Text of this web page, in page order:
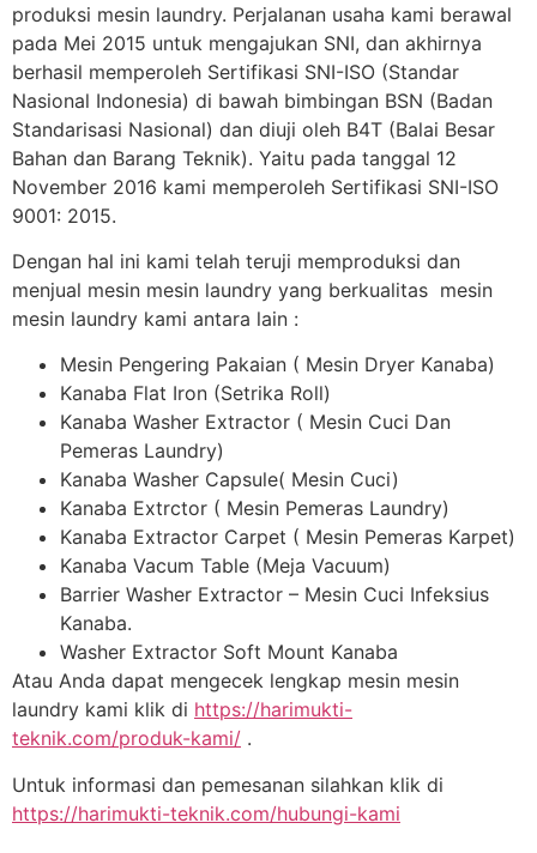
produksi mesin laundry. Perjalanan usaha kami berawal
pada Mei 2015 untuk mengajukan SNI, dan akhirnya
berhasil memperoleh Sertifikasi SNI-ISO (Standar
Nasional Indonesia) di bawah bimbingan BSN (Badan
Standarisasi Nasional) dan diuji oleh B4T (Balai Besar
Bahan dan Barang Teknik). Yaitu pada tanggal 12
November 2016 kami memperoleh Sertifikasi SNI-ISO
9001: 2015.
Dengan hal ini kami telah teruji memproduksi dan
menjual mesin mesin laundry yang berkualitas mesin
mesin laundry kami antara lain :
Mesin Pengering Pakaian ( Mesin Dryer Kanaba)
Kanaba Flat Iron (Setrika Roll)
Kanaba Washer Extractor ( Mesin Cuci Dan
Pemeras Laundry)
Kanaba Washer Capsule( Mesin Cuci)
Kanaba Extrctor ( Mesin Pemeras Laundry)
Kanaba Extractor Carpet ( Mesin Pemeras Karpet)
Kanaba Vacum Table (Meja Vacuum)
Barrier Washer Extractor – Mesin Cuci Infeksius
Kanaba.
Washer Extractor Soft Mount Kanaba
Atau Anda dapat mengecek lengkap mesin mesin
laundry kami klik di https://harimukti-
teknik.com/produk-kami/ .
Untuk informasi dan pemesanan silahkan klik di
https://harimukti-teknik.com/hubungi-kami